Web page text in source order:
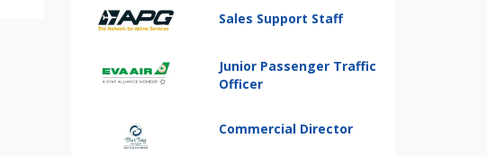
Sales Support Staff
Junior Passenger Traffic
Officer
Commercial Director